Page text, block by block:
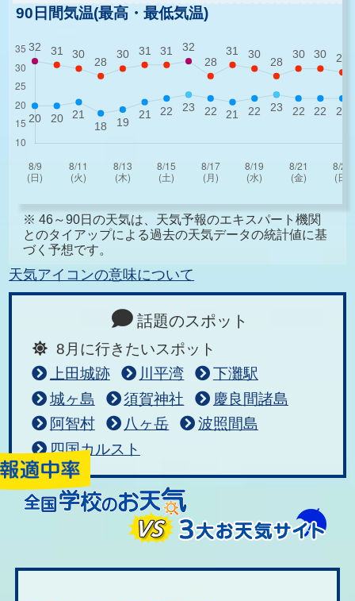
90日間気温(最高・最低気温)
※ 46～90日の天気は、天気予報のエキスパート機関
とのタイアップによる過去の天気データの統計値に基
づく予想です。
天気アイコンの意味について
話題のスポット
8月に行きたいスポット
上田城跡
川平湾
下灘駅
城ヶ島
須賀神社
慶良間諸島
阿智村
八ヶ岳
波照間島
四国カルスト